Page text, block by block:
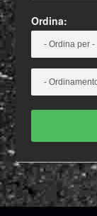
Ordina: